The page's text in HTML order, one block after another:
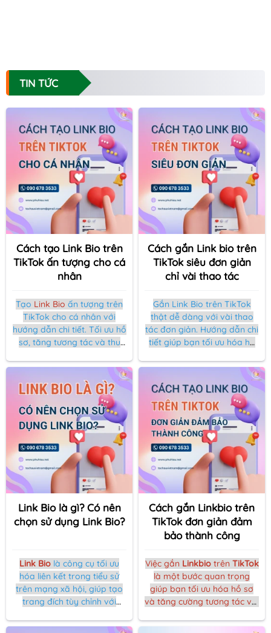
TIN TỨC
Cách tạo Link Bio trên
TikTok ấn tượng cho cá
nhân
Tạo Link Bio ấn tượng trên
TikTok cho cá nhân với
hướng dẫn chi tiết. Tối ưu hồ
sơ, tăng tương tác và thu
chỉ với vài bước đơn giản.
Cách gắn Link bio trên
TikTok siêu đơn giản
chỉ vài thao tác
Gắn Link Bio trên TikTok
thật dễ dàng với vài thao
tác đơn giản. Hướng dẫn chi
tiết giúp bạn tối ưu hóa hồ
thu hút người theo dõi hiệu
Link Bio là gì? Có nên
chọn sử dụng Link Bio?
Link Bio là công cụ tối ưu
hóa liên kết trong tiểu sử
trên mạng xã hội, giúp tạo
trang đích tùy chỉnh với
liệu nhấp chuột và tùy chỉnh
Cách gắn Linkbio trên
TikTok đơn giản đảm
bảo thành công
Việc gắn Linkbiotrên TikTok
là một bước quan trọng
giúp bạn tối ưu hóa hồ sơ
và tăng cường tương tác với
viết này, chúng tôi sẽ hướng